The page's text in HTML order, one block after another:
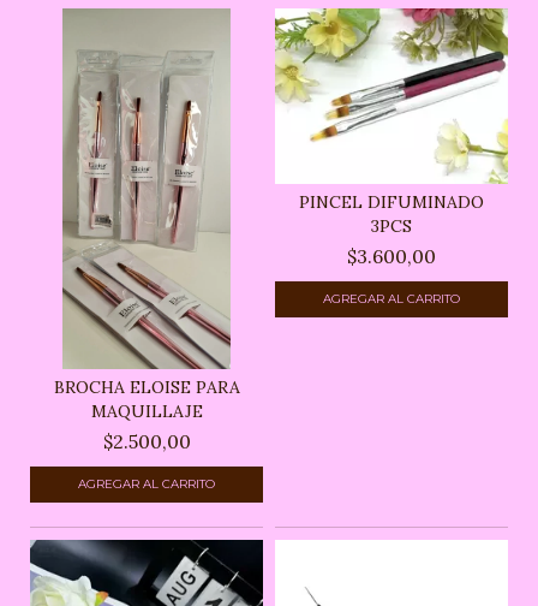
BROCHA ELOISE PARA
MAQUILLAJE
$2.500,00
PINCEL DIFUMINADO
3PCS
$3.600,00